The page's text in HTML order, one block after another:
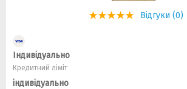
Відгуки (0)
Індивідуально
Кредитний ліміт
індивідуально